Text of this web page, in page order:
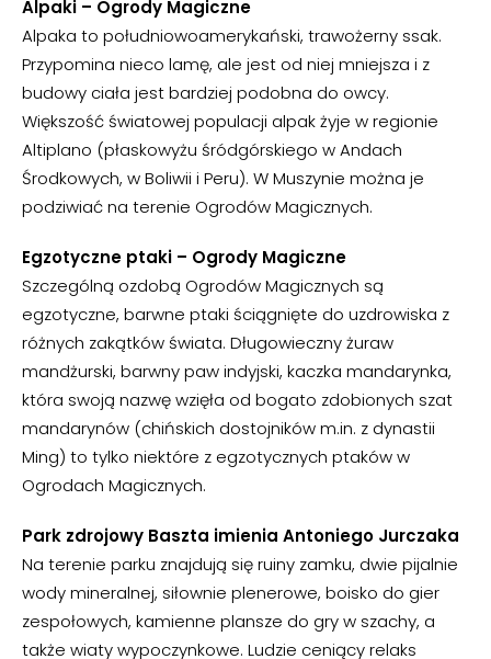
Alpaki – Ogrody Magiczne
Alpaka to południowoamerykański, trawożerny ssak.
Przypomina nieco lamę, ale jest od niej mniejsza i z
budowy ciała jest bardziej podobna do owcy.
Większość światowej populacji alpak żyje w regionie
Altiplano (płaskowyżu śródgórskiego w Andach
Środkowych, w Boliwii i Peru). W Muszynie można je
podziwiać na terenie Ogrodów Magicznych.
Egzotyczne ptaki – Ogrody Magiczne
Szczególną ozdobą Ogrodów Magicznych są
egzotyczne, barwne ptaki ściągnięte do uzdrowiska z
różnych zakątków świata. Długowieczny żuraw
mandżurski, barwny paw indyjski, kaczka mandarynka,
która swoją nazwę wzięła od bogato zdobionych szat
mandarynów (chińskich dostojników m.in. z dynastii
Ming) to tylko niektóre z egzotycznych ptaków w
Ogrodach Magicznych.
Park zdrojowy Baszta imienia Antoniego Jurczaka
Na terenie parku znajdują się ruiny zamku, dwie pijalnie
wody mineralnej, siłownie plenerowe, boisko do gier
zespołowych, kamienne plansze do gry w szachy, a
także wiaty wypoczynkowe. Ludzie ceniący relaks